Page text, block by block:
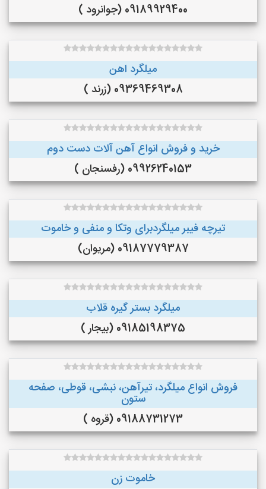
09189929400 (جوانرود )
میلگرد اهن
09369469308 (زرند )
خرید و فروش انواع آهن آلات دست دوم
09926240153 (رفسنجان )
تیرچه فیبر میلگردبرای وتکا و منفی و خاموت
09187779387 (مریوان)
میلگرد بستر گیره قلاب
09185198375 (بیجار )
فروش انواع میلگرد، تیرآهن، نبشی، قوطی، صفحه
ستون
09188731273 (قروه )
خاموت زن